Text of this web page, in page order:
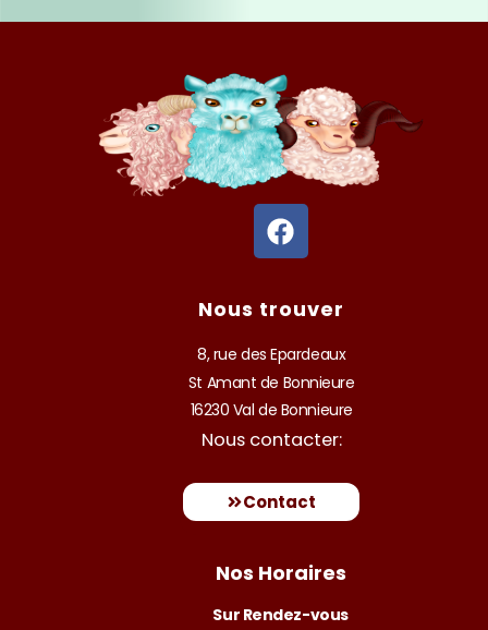
F
a
c
e
b
o
o
k
Nous trouver
8, rue des Epardeaux
St Amant de Bonnieure
16230 Val de Bonnieure
Nous contacter:
Contact
Nos Horaires
Sur Rendez-vous